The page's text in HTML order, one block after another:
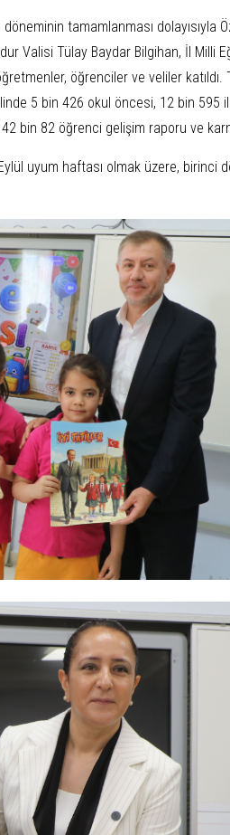
tamamlanması dolayısıyla
Valisi Tülay Baydar Bilgihan, İl Milli
öğrenciler ve veliler katıldı.
5 bin 426 okul öncesi, 12 bin 595
bin 82 öğrenci gelişim raporu ve
uyum haftası olmak üzere, birinci